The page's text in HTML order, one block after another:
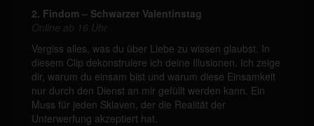
2. Findom – Schwarzer Valentinstag
Online ab 16 Uhr
Vergiss alles, was du über Liebe zu wissen glaubst. In
diesem Clip dekonstruiere ich deine Illusionen. Ich zeige
dir, warum du einsam bist und warum diese Einsamkeit
nur durch den Dienst an mir gefüllt werden kann. Ein
Muss für jeden Sklaven, der die Realität der
Unterwerfung akzeptiert hat.